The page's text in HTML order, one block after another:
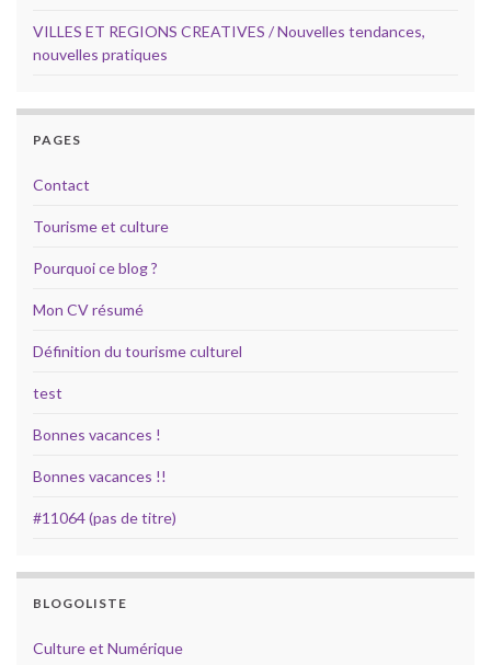
VILLES ET REGIONS CREATIVES / Nouvelles tendances,
nouvelles pratiques
PAGES
Contact
Tourisme et culture
Pourquoi ce blog ?
Mon CV résumé
Définition du tourisme culturel
test
Bonnes vacances !
Bonnes vacances !!
#11064 (pas de titre)
BLOGOLISTE
Culture et Numérique